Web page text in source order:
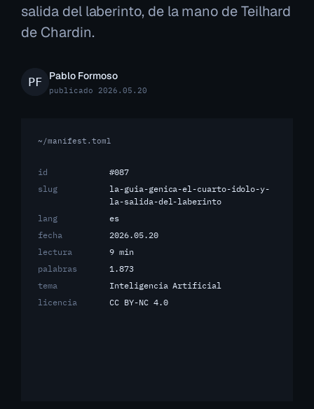
salida del laberinto, de la mano de Teilhard
de Chardin.
Pablo Formoso
publicado 2026.05.20
~/manifest.toml
id
#087
slug
la-guia-genica-el-cuarto-idolo-y-
la-salida-del-laberinto
lang
es
fecha
2026.05.20
lectura
9 min
palabras
1.873
tema
Inteligencia Artificial
licencia
CC BY-NC 4.0